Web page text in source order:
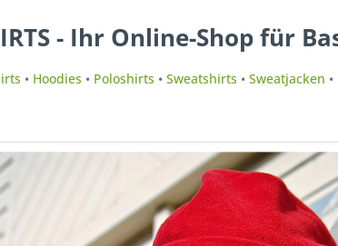
- Ihr Online-Shop für
• Hoodies • Poloshirts • Sweatshirts • Sweatjacken •